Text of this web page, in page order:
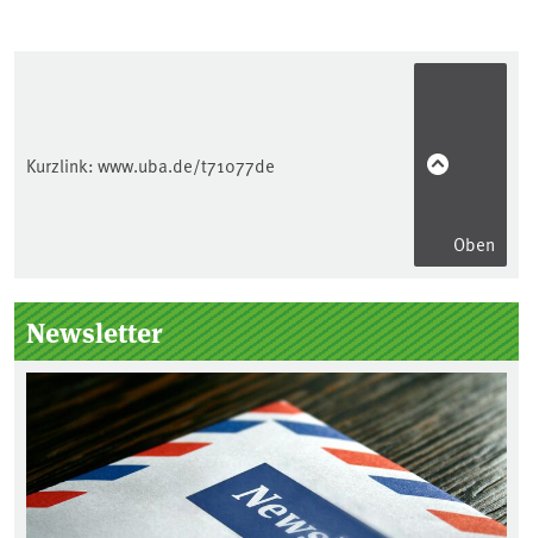
Kurzlink: www.uba.de/t71077de
Oben
Seitenleiste
Newsletter